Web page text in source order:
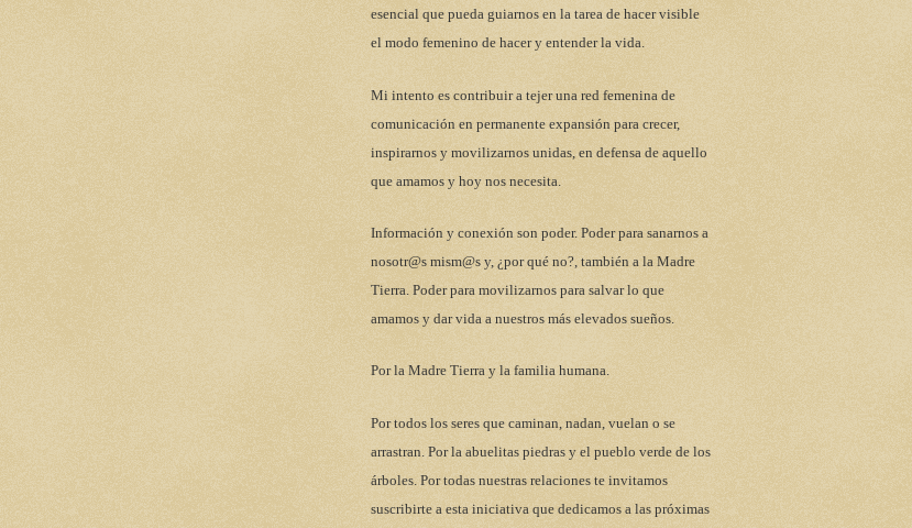
esencial que pueda guiarnos en la tarea de hacer visible
el modo femenino de hacer y entender la vida.
Mi intento es contribuir a tejer una red femenina de
comunicación en permanente expansión para crecer,
inspirarnos y movilizarnos unidas, en defensa de aquello
que amamos y hoy nos necesita.
Información y conexión son poder. Poder para sanarnos a
nosotr@s mism@s y, ¿por qué no?, también a la Madre
Tierra. Poder para movilizarnos para salvar lo que
amamos y dar vida a nuestros más elevados sueños.
Por la Madre Tierra y la familia humana.
Por todos los seres que caminan, nadan, vuelan o se
arrastran. Por la abuelitas piedras y el pueblo verde de los
árboles. Por todas nuestras relaciones te invitamos
suscribirte a esta iniciativa que dedicamos a las próximas